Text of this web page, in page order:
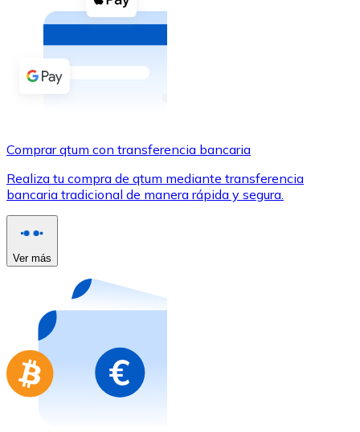
Compra criptomonedas con efectivo en tu tienda más
Comprar con efectivo
Transferencia SEPA
Utiliza tarjetas Visa y Mastercard para comprar
Comprar con tarjeta
Compra tarjetas regalo de tus marcas favoritas con
Ir a la tienda de tarjetas regalo
Comprar qtum con transferencia bancaria
Realiza tu compra de qtum mediante transferencia
bancaria tradicional de manera rápida y segura.
Ver más